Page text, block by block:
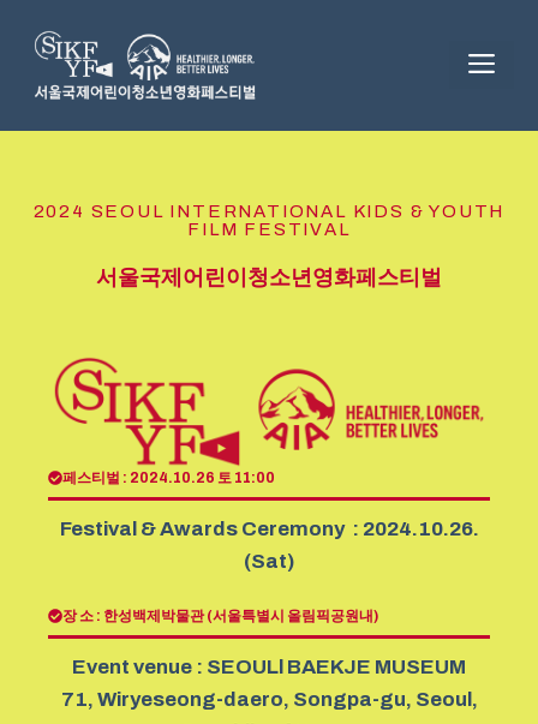
content
2024 SEOUL INTERNATIONAL KIDS & YOUTH
FILM FESTIVAL
서울국제어린이청소년영화페스티벌
페스티벌 : 2024.10.26 토 11:00
Festival & Awards Ceremony : 2024.10.26.
(Sat)
장 소 : 한성백제박물관 (서울특별시 올림픽공원내)
Event venue : SEOULl BAEKJE MUSEUM
71, Wiryeseong-daero, Songpa-gu, Seoul,